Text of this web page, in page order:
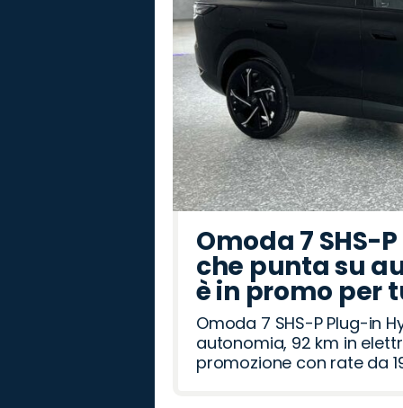
Omoda 7 SHS-
che punta su
è in promo per
Omoda 7 SHS-P Plug-in
autonomia, 92 km in
promozione con rate da